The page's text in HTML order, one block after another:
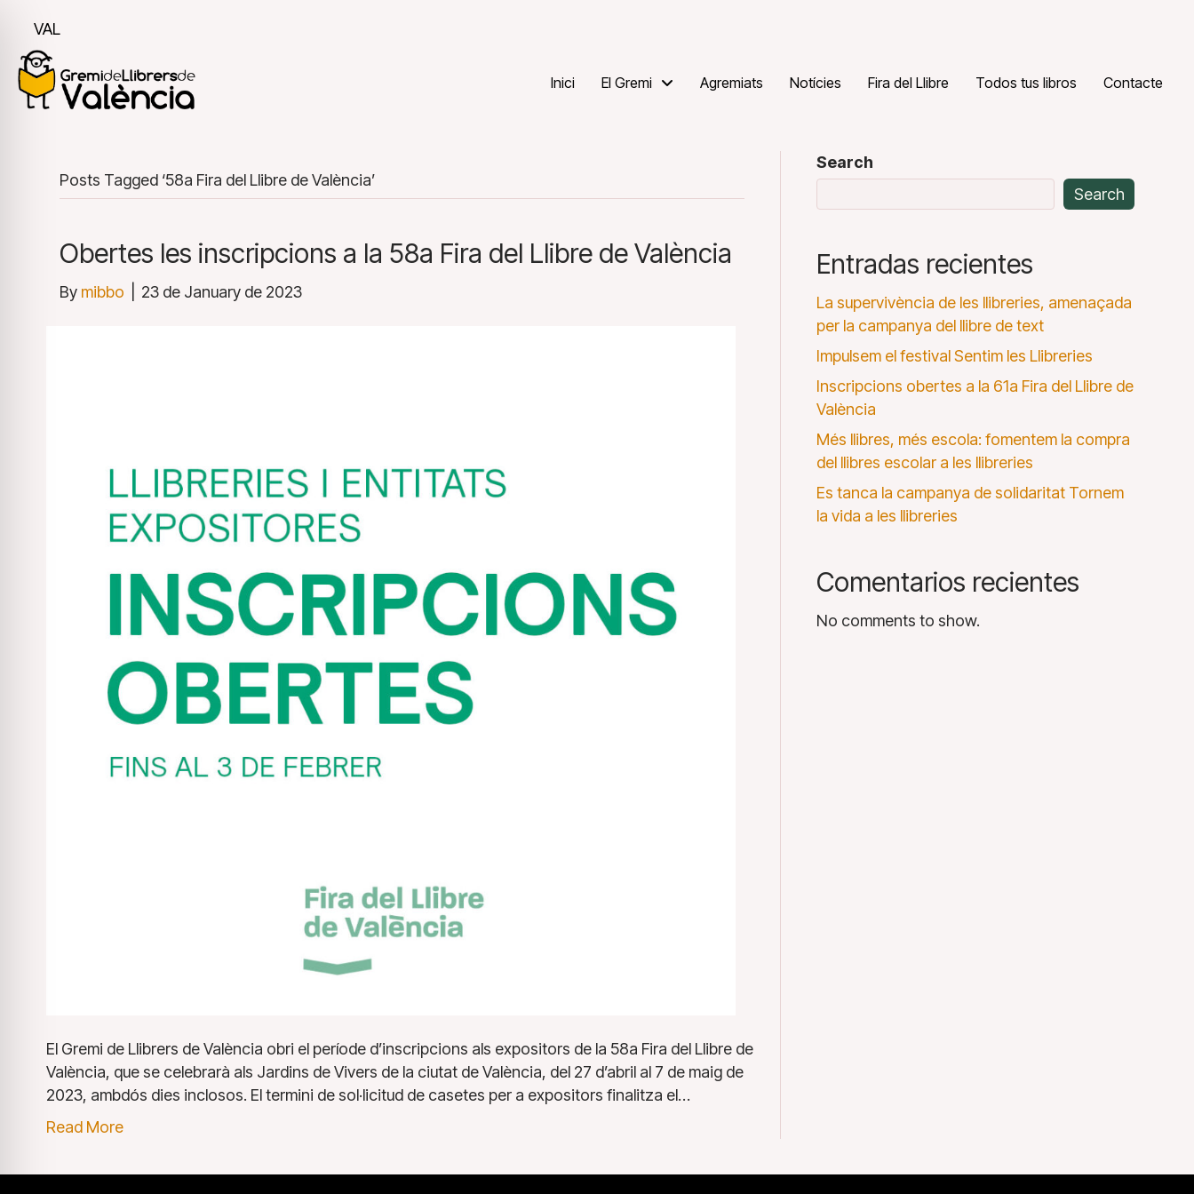
VAL
Inici El Gremi Agremiats Notícies Fira del Llibre Todos tus libros Contacte
Posts Tagged ‘58a Fira del Llibre de València’
Obertes les inscripcions a la 58a Fira del Llibre de València
By mibbo 23 de January de 2023
El Gremi de Llibrers de València obri el període d’inscripcions als expositors de la 58a Fira del Llibre de
València, que se celebrarà als Jardins de Vivers de la ciutat de València, del 27 d’abril al 7 de maig de
2023, ambdós dies inclosos. El termini de sol·licitud de casetes per a expositors finalitza el…
Read More
Search
Search
Entradas recientes
La supervivència de les llibreries, amenaçada
per la campanya del llibre de text
Impulsem el festival Sentim les Llibreries
Inscripcions obertes a la 61a Fira del Llibre de
València
Més llibres, més escola: fomentem la compra
del llibres escolar a les llibreries
Es tanca la campanya de solidaritat Tornem
la vida a les llibreries
Comentarios recientes
No comments to show.